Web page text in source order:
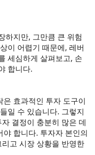
하지만, 그만큼 큰 위험
이 어렵기 때문에, 레버
세심하게 살펴보고, 손
합니다.
효과적인 투자 도구이
일 수 있습니다. 그렇지
결정이 충분히 많은 데
합니다. 투자자 본인의
고 시장 상황을 반영한